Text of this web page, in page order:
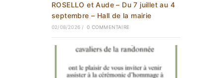
ROSELLO et Aude – Du 7 juillet au 4
septembre – Hall de la mairie
02/08/2026 / 0 COMMENTAIRE